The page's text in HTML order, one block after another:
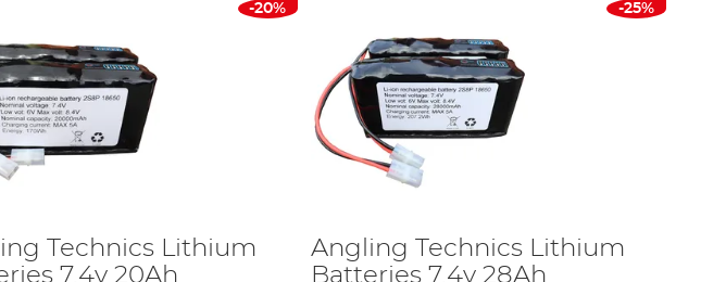
-20%
Technics Lithium
7.4v 20Ah
-25%
Angling Technics Lithium
Batteries 7.4v 28Ah